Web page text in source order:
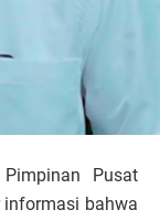
Pusat
bahwa